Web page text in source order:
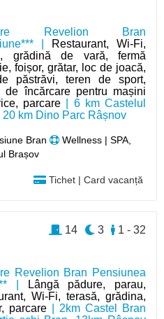
Revelion Bran
|
Restaurant, Wi-Fi,
grădină de vară, fermă
foișor, grătar, loc de joacă,
păstrăvi, teren de sport,
de încărcare pentru mașini
parcare | 6 km Castelul
20 km Dino Parc Râșnov
Bran
Wellness | SPA,
Brașov
Tichet | Card vacanță
Revelion Bran Pensiunea
|
Lângă pădure, parau,
Wi-Fi, terasă, grădina,
parcare | 2km Castel Bran
1 - 32
3
14